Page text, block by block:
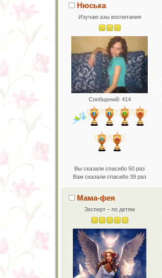
Нюська
Изучаю азы воспитания
Сообщений: 414
Вы сказали спасибо 50 раз
Вам сказали спасибо 39 раз
Мама-фея
Эксперт – по детям